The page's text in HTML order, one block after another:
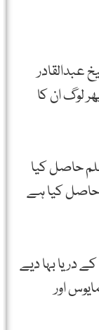
عبدالقادر
لوگ ان کا
عبدالوہاب رح ہے اور وہ علم و دانش کا منبع تھے 33سال علم حاصل کیا
حاصل کیا ہے
دریا بہا دیے
اور